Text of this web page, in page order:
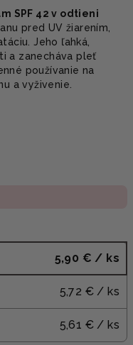
SPF 42 v odtieni
pred UV žiarením,
Jeho ľahká,
a zanecháva pleť
používanie na
a vyživenie.
5,90 € / ks
5,72 € / ks
5,61 € / ks